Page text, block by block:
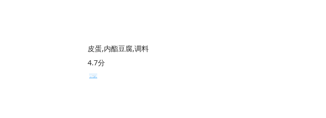
皮蛋,内酯豆腐,调料
4.7分